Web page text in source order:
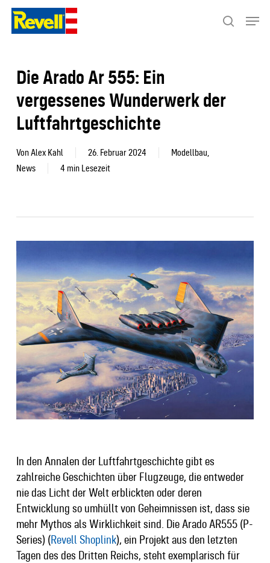
Skip
main
search
Menu
Die Arado Ar 555: Ein
vergessenes Wunderwerk der
Luftfahrtgeschichte
VonAlex Kahl 26. Februar 2024 Modellbau,
News
4 min Lesezeit
In den Annalen der Luftfahrtgeschichte gibt es
zahlreiche Geschichten über Flugzeuge, die entweder
nie das Licht der Welt erblickten oder deren
Entwicklung so umhüllt von Geheimnissen ist, dass sie
mehr Mythos als Wirklichkeit sind. Die Arado AR555 (P-
Series) (Revell Shoplink), ein Projekt aus den letzten
Tagen des des Dritten Reichs, steht exemplarisch für